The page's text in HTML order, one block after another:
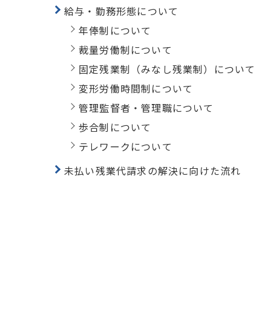
給与・勤務形態について
年俸制について
裁量労働制について
固定残業制（みなし残業制）について
変形労働時間制について
管理監督者・管理職について
歩合制について
テレワークについて
未払い残業代請求の解決に向けた流れ